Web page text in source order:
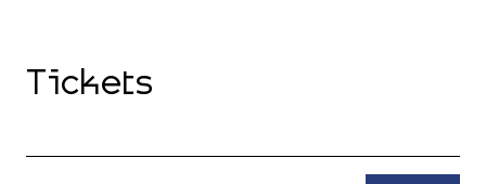
Tickets